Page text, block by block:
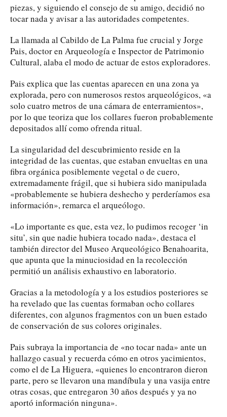
piezas, y siguiendo el consejo de su amigo, decidió no
tocar nada y avisar a las autoridades competentes.
La llamada al Cabildo de La Palma fue crucial y Jorge
Pais, doctor en Arqueología e Inspector de Patrimonio
Cultural, alaba el modo de actuar de estos exploradores.
Pais explica que las cuentas aparecen en una zona ya
explorada, pero con numerosos restos arqueológicos, «a
solo cuatro metros de una cámara de enterramientos»,
por lo que teoriza que los collares fueron probablemente
depositados allí como ofrenda ritual.
La singularidad del descubrimiento reside en la
integridad de las cuentas, que estaban envueltas en una
fibra orgánica posiblemente vegetal o de cuero,
extremadamente frágil, que si hubiera sido manipulada
«probablemente se hubiera deshecho y perderíamos esa
información», remarca el arqueólogo.
«Lo importante es que, esta vez, lo pudimos recoger ‘in
situ’, sin que nadie hubiera tocado nada», destaca el
también director del Museo Arqueológico Benahoarita,
que apunta que la minuciosidad en la recolección
permitió un análisis exhaustivo en laboratorio.
Gracias a la metodología y a los estudios posteriores se
ha revelado que las cuentas formaban ocho collares
diferentes, con algunos fragmentos con un buen estado
de conservación de sus colores originales.
Pais subraya la importancia de «no tocar nada» ante un
hallazgo casual y recuerda cómo en otros yacimientos,
como el de La Higuera, «quienes lo encontraron dieron
parte, pero se llevaron una mandíbula y una vasija entre
otras cosas, que entregaron 30 años después y ya no
aportó información ninguna».